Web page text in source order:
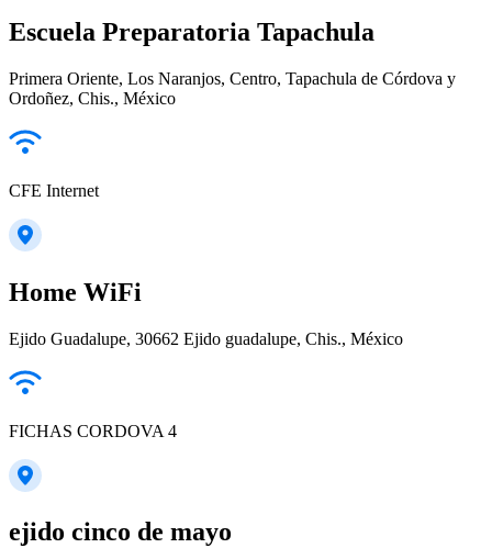
Escuela Preparatoria Tapachula
Primera Oriente, Los Naranjos, Centro, Tapachula de Córdova y
Ordoñez, Chis., México
CFE Internet
Home WiFi
Ejido Guadalupe, 30662 Ejido guadalupe, Chis., México
FICHAS CORDOVA 4
ejido cinco de mayo